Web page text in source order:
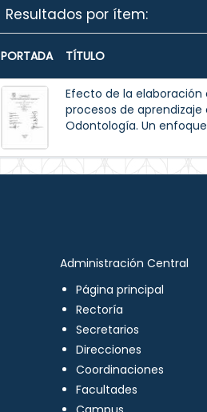
Resultados por ítem:
PORTADA TÍTULO
Efecto de la
procesos de
Odontología. Un
Administración Central
Página principal
Rectoría
Secretarios
Direcciones
Coordinaciones
Facultades